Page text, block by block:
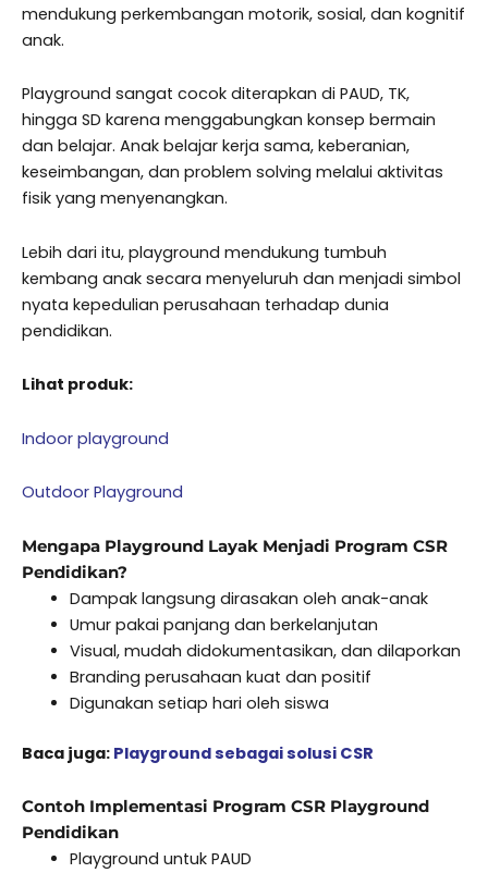
mendukung perkembangan motorik, sosial, dan kognitif
anak.
Playground sangat cocok diterapkan di PAUD, TK,
hingga SD karena menggabungkan konsep bermain
dan belajar. Anak belajar kerja sama, keberanian,
keseimbangan, dan problem solving melalui aktivitas
fisik yang menyenangkan.
Lebih dari itu, playground mendukung tumbuh
kembang anak secara menyeluruh dan menjadi simbol
nyata kepedulian perusahaan terhadap dunia
pendidikan.
Lihat produk:
Indoor playground
Outdoor Playground
Mengapa Playground Layak Menjadi Program CSR
Pendidikan?
Dampak langsung dirasakan oleh anak-anak
Umur pakai panjang dan berkelanjutan
Visual, mudah didokumentasikan, dan dilaporkan
Branding perusahaan kuat dan positif
Digunakan setiap hari oleh siswa
Baca juga: Playground sebagai solusi CSR
Contoh Implementasi Program CSR Playground
Pendidikan
Playground untuk PAUD